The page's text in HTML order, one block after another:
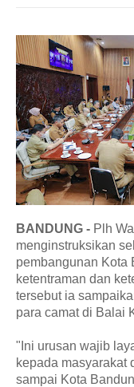
BANDUNG - Plh
menginstruksikan
pembangunan Kota
ketentraman dan
tersebut ia
para camat di Balai
"Ini urusan wajib
kepada masyarakat
sampai Kota